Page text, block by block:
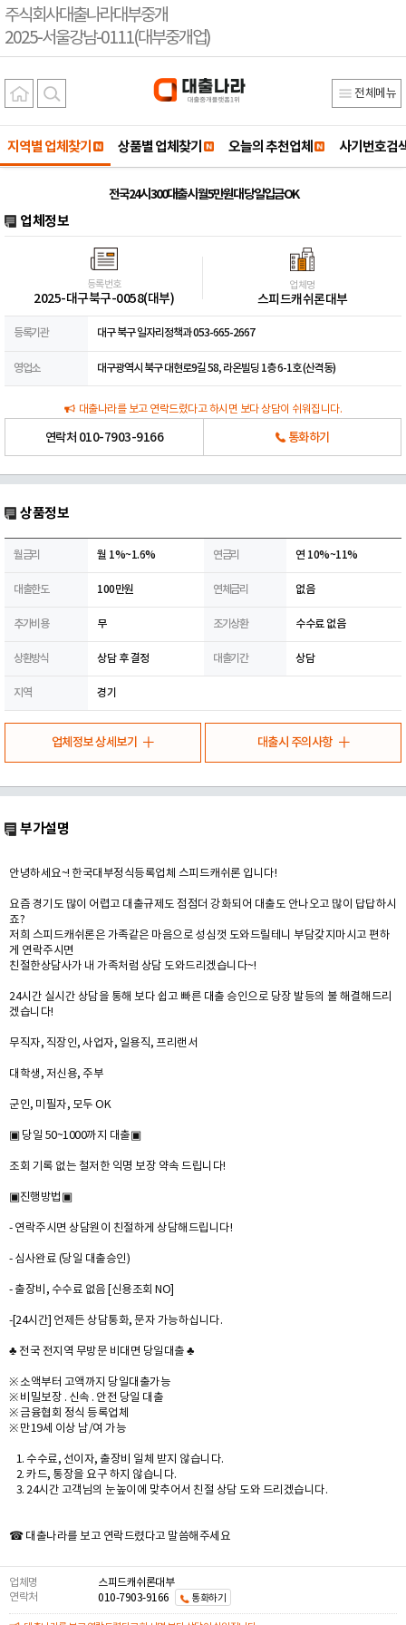
주식회사대출나라대부중개
2025-서울강남-0111(대부중개업)
전체메뉴
지역별 업체찾기 상품별 업체찾기 오늘의 추천업체 사기번호검
전국24시 300대출시 월5만원대 당일입금OK
업체정보
등록번호
2025-대구북구-0058(대부)
업체명
스피드캐쉬론대부
등록기관 대구 북구 일자리정책과 053-665-2667
영업소 대구광역시 북구 대현로9길 58, 라온빌딩 1층 6-1호 (산격동)
대출나라를 보고 연락드렸다고 하시면 보다 상담이 쉬워집니다.
연락처 010-7903-9166 통화하기
상품정보
월금리 월 1%~1.6% 연금리 연 10%~11%
대출한도 100만원 연체금리 없음
추가비용 무 조기상환 수수료 없음
상환방식 상담 후 결정 대출기간 상담
지역 경기
업체정보 상세보기 대출시 주의사항
부가설명
안녕하세요~! 한국대부정식등록업체 스피드캐쉬론 입니다!
요즘 경기도 많이 어렵고 대출규제도 점점더 강화되어 대출도 안나오고 많이 답답하시
죠?
저희 스피드캐쉬론은 가족같은 마음으로 성심껏 도와드릴테니 부담갖지마시고 편하
게 연락주시면
친절한상담사가 내 가족처럼 상담 도와드리겠습니다~!
24시간 실시간 상담을 통해 보다 쉽고 빠른 대출 승인으로 당장 발등의 불 해결해드리
겠습니다!
무직자, 직장인, 사업자, 일용직, 프리랜서
대학생, 저신용, 주부
군인, 미필자, 모두 OK
▣ 당일 50~1000까지 대출▣
조회 기록 없는 철저한 익명 보장 약속 드립니다!
▣진행방법▣
- 연락주시면 상담원이 친절하게 상담해드립니다!
- 심사완료 (당일 대출승인)
- 출장비, 수수료 없음 [신용조회 NO]
-[24시간] 언제든 상담통화, 문자 가능하십니다.
♣ 전국 전지역 무방문 비대면 당일대출 ♣
※ 소액부터 고액까지 당일대출가능
※ 비밀보장 . 신속 . 안전 당일 대출
※ 금융협회 정식 등록업체
※ 만19세 이상 남/여 가능
1. 수수료, 선이자, 출장비 일체 받지 않습니다.
2. 카드, 통장을 요구 하지 않습니다.
3. 24시간 고객님의 눈높이에 맞추어서 친절 상담 도와 드리겠습니다.
☎ 대출나라를 보고 연락드렸다고 말씀해주세요
업체명
스피드캐쉬론대부
연락처
010-7903-9166 통화하기